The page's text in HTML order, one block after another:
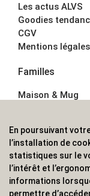
Les actus ALVS
Goodies
CGV
Mentions légales
Familles
Maison & Mug
Écriture
Bagagerie sacs
En poursuivant
l’installation de
statistiques sur le
l’intérêt et
informations
permettre